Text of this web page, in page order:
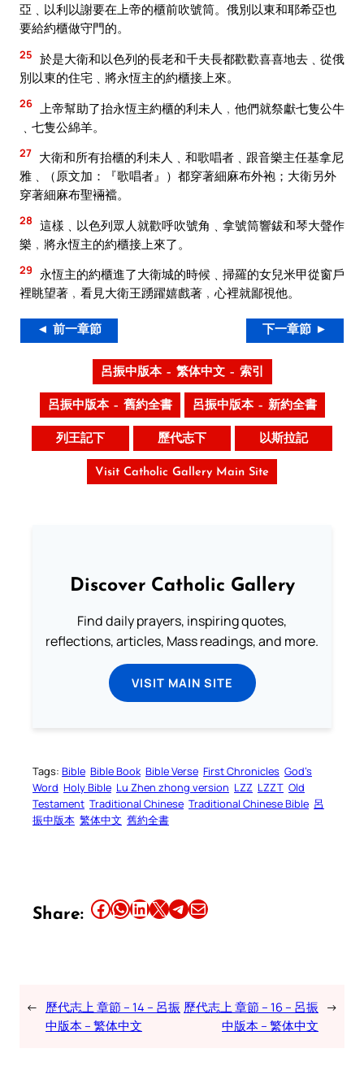
亞﹑以利以謝要在上帝的櫃前吹號筒。俄別以東和耶希亞也
要給約櫃做守門的。
25 於是大衛和以色列的長老和千夫長都歡歡喜喜地去﹑從俄
別以東的住宅﹑將永恆主的約櫃接上來。
26
上帝幫助了抬永恆主約櫃的利未人﹐他們就祭獻七隻公牛
﹑七隻公綿羊。
27 大衛和所有抬櫃的利未人﹑和歌唱者﹑跟音樂主任基拿尼
雅﹑（原文加：『歌唱者』）都穿著細麻布外袍；大衛另外
穿著細麻布聖裲襠。
28 這樣﹑以色列眾人就歡呼吹號角﹑拿號筒響鈸和琴大聲作
樂﹐將永恆主的約櫃接上來了。
29
永恆主的約櫃進了大衛城的時候﹑掃羅的女兒米甲從窗戶
裡眺望著﹐看見大衛王踴躍嬉戲著﹐心裡就鄙視他。
◄ 前一章節 下一章節 ►
呂振中版本 – 繁体中文 – 索引
呂振中版本 – 舊約全書 呂振中版本 – 新約全書
列王記下 歷代志下 以斯拉記
Visit Catholic Gallery Main Site
Discover Catholic Gallery
Find daily prayers, inspiring quotes,
reflections, articles, Mass readings, and more.
VISIT MAIN SITE
Tags: Bible Bible Book Bible Verse First Chronicles God’s
Word Holy Bible Lu Zhen zhong version LZZ LZZT Old
Testament Traditional Chinese Traditional Chinese Bible 呂
振中版本 繁体中文 舊約全書
Share: Share this article on Facebook Share this article on WhatsApp Share this article on LinkedIn Share this article on X Share this article on TelegramEmail this Article
← 歷代志上 章節 – 14 – 呂振
中版本 – 繁体中文
歷代志上 章節 – 16 – 呂振
中版本 – 繁体中文
→